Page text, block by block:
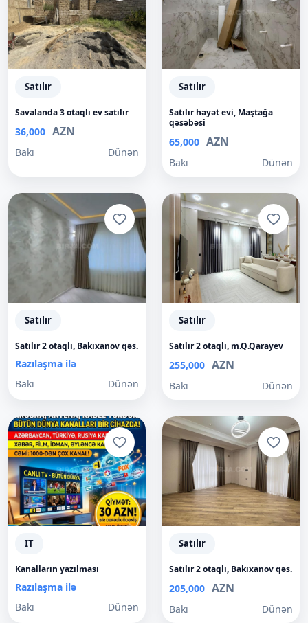
Satılır
Savalanda 3 otaqlı ev satılır
36,000 AZN
Bakı Dünən
Satılır
Satılır həyət evi, Maştağa
qəsəbəsi
65,000 AZN
Bakı Dünən
Satılır
Satılır 2 otaqlı, Bakıxanov qəs.
Razılaşma ilə
Bakı
Dünən
Satılır
Satılır 2 otaqlı, m.Q.Qarayev
255,000 AZN
Bakı Dünən
IT
Kanalların yazılması
Razılaşma ilə
Bakı
Dünən
Satılır
Satılır 2 otaqlı, Bakıxanov qəs.
205,000 AZN
Bakı Dünən